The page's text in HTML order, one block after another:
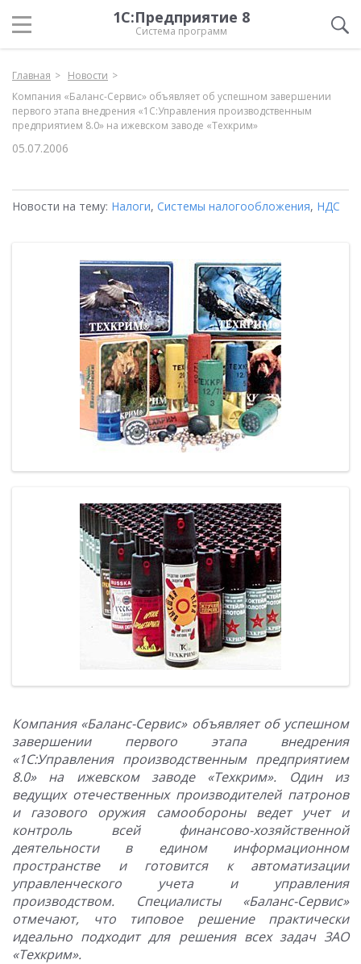
1С:Предприятие 8
Система программ
Главная
Новости
Компания «Баланс-Сервис» объявляет об успешном завершении
первого этапа внедрения «1С:Управления производственным
предприятием 8.0» на ижевском заводе «Техкрим»
05.07.2006
Новости на тему: Налоги, Системы налогообложения, НДС
Компания «Баланс-Сервис» объявляет об успешном
завершении первого этапа внедрения
«1С:Управления производственным предприятием
8.0» на ижевском заводе «Техкрим». Один из
ведущих отечественных производителей патронов
и газового оружия самообороны ведет учет и
контроль всей финансово-хозяйственной
деятельности в едином информационном
пространстве и готовится к автоматизации
управленческого учета и управления
производством. Специалисты «Баланс-Сервис»
отмечают, что типовое решение практически
идеально подходит для решения всех задач ЗАО
«Техкрим».